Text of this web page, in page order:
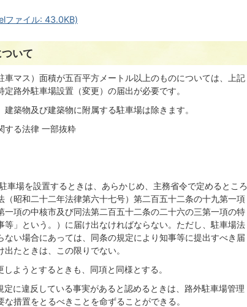
ファイル: 43.0KB)
いて
マス）面積が五百平方メートル以上のものについては、上記
路外駐車場設置（変更）の届出が必要です。
築物及び建築物に附属する駐車場は除きます。
する法律 一部抜粋
車場を設置するときは、あらかじめ、主務省令で定めるところ
昭和二十二年法律第六十七号）第二百五十二条の十九第一項
項の中核市及び同法第二百五十二条の二十六の三第一項の特
」という。）に届け出なければならない。ただし、駐車場法
い場合にあっては、同条の規定により知事等に提出すべき届
たときは、この限りでない。
ようとするときも、同項と同様とする。
に違反している事実があると認めるときは、路外駐車場管理
措置をとるべきことを命ずることができる。